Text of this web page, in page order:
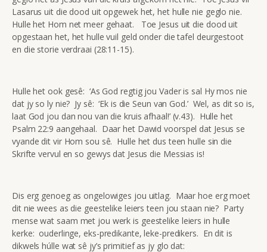
Lasarus uit die dood uit opgewek het, het hulle nie geglo nie.
Hulle het Hom net meer gehaat. Toe Jesus uit die dood uit
opgestaan het, het hulle vuil geld onder die tafel deurgestoot
en die storie verdraai (28:11-15).
Hulle het ook gesê: ‘As God regtig jou Vader is sal Hy mos nie
dat jy so ly nie? Jy sê: ‘Ek is die Seun van God.’ Wel, as dit so is,
laat God jou dan nou van die kruis afhaal!’ (v.43). Hulle het
Psalm 22:9 aangehaal. Daar het Dawid voorspel dat Jesus se
vyande dit vir Hom sou sê. Hulle het dus teen hulle sin die
Skrifte vervul en so gewys dat Jesus die Messias is!
Dis erg genoeg as ongelowiges jou uitlag. Maar hoe erg moet
dit nie wees as die geestelike leiers teen jou staan nie? Party
mense wat saam met jou werk is geestelike leiers in hulle
kerke: ouderlinge, eks-predikante, leke-predikers. En dit is
dikwels húlle wat sê jy’s primitief as jy glo dat: